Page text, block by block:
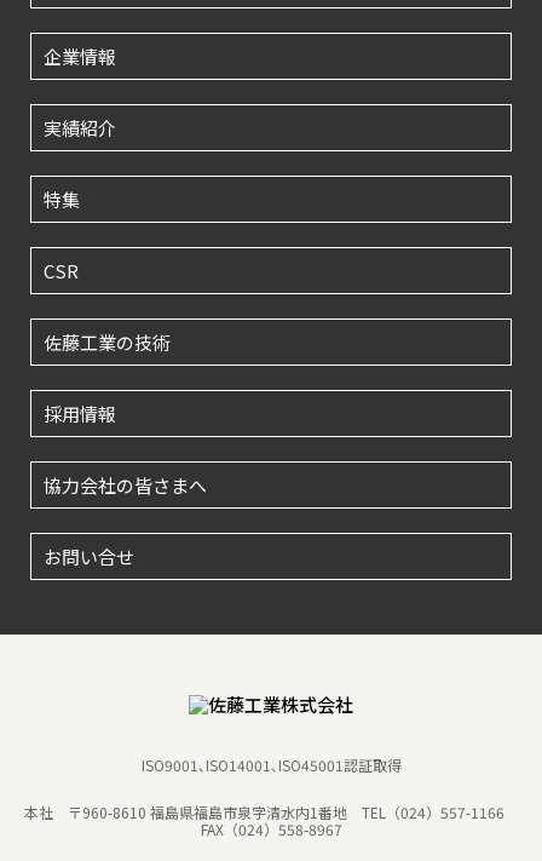
企業情報
実績紹介
特集
CSR
佐藤工業の技術
採用情報
協力会社の皆さまへ
お問い合せ
ISO9001､ISO14001､ISO45001認証取得
本社 〒960-8610 福島県福島市泉字清水内1番地
TEL（024）557-1166
FAX（024）558-8967